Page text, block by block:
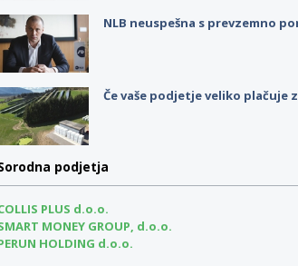
NLB neuspešna s prevzemno
Če vaše podjetje veliko
podjetja
PLUS d.o.o.
MONEY GROUP, d.o.o.
HOLDING d.o.o.